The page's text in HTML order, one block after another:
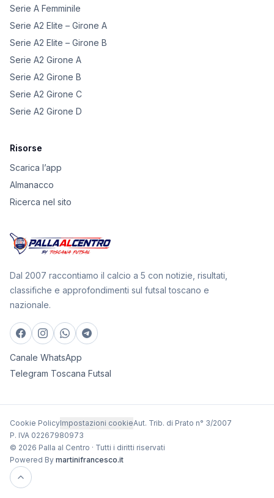
Serie A Femminile
Serie A2 Elite – Girone A
Serie A2 Elite – Girone B
Serie A2 Girone A
Serie A2 Girone B
Serie A2 Girone C
Serie A2 Girone D
Risorse
Scarica l’app
Almanacco
Ricerca nel sito
Dal 2007 raccontiamo il calcio a 5 con notizie, risultati,
classifiche e approfondimenti sul futsal toscano e
nazionale.
Canale WhatsApp
Telegram Toscana Futsal
Cookie PolicyImpostazioni cookieAut. Trib. di Prato n° 3/2007
P. IVA 02267980973
© 2026 Palla al Centro · Tutti i diritti riservati
Powered By martinifrancesco.it